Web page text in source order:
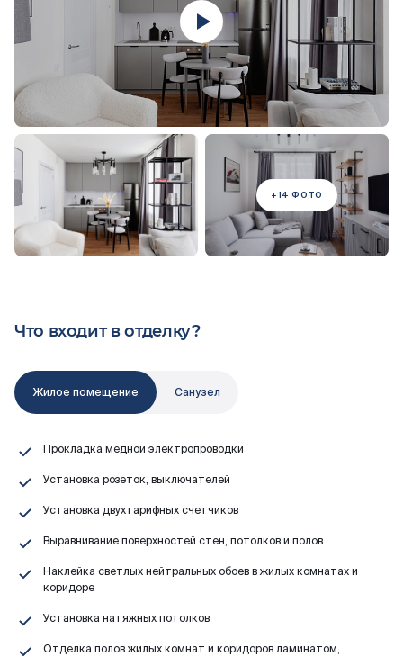
Что входит в отделку?
Жилое помещение Санузел
Прокладка медной электропроводки
Установка розеток, выключателей
Установка двухтарифных счетчиков
Выравнивание поверхностей стен, потолков и полов
Наклейка светлых нейтральных обоев в жилых комнатах и
коридоре
Установка натяжных потолков
Отделка полов жилых комнат и коридоров ламинатом,